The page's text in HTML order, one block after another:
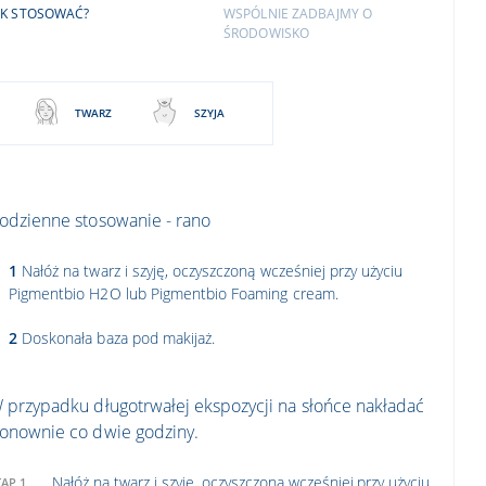
STOSOWAĆ?
WSPÓLNIE ZADBAJMY O
ŚRODOWISKO
TWARZ SZYJA
stosowanie - rano
1 Nałóż na twarz i szyję, oczyszczoną wcześniej przy użyciu
Pigmentbio H2O lub Pigmentbio Foaming cream.
2 Doskonała baza pod makijaż.
przypadku długotrwałej ekspozycji na słońce nakładać
co dwie godziny.
1